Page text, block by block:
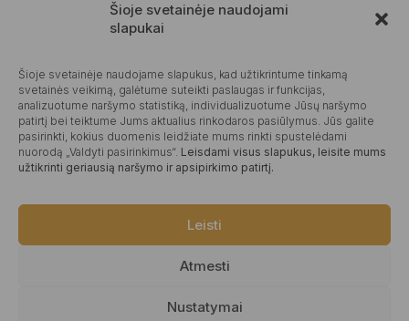
Šioje svetainėje naudojami
slapukai
Šioje svetainėje naudojame slapukus, kad užtikrintume tinkamą
svetainės veikimą, galėtume suteikti paslaugas ir funkcijas,
analizuotume naršymo statistiką, individualizuotume Jūsų naršymo
patirtį bei teiktume Jums aktualius rinkodaros pasiūlymus. Jūs galite
pasirinkti, kokius duomenis leidžiate mums rinkti spustelėdami
nuorodą „Valdyti pasirinkimus“. Leisdami visus slapukus, leisite mums
užtikrinti geriausią naršymo ir apsipirkimo patirtį.
Leisti
Atmesti
Nustatymai
info@kalvaite.lt
Kalvaitė
Produktų įvertinimas 4.99 / 5 Atsiliepimai